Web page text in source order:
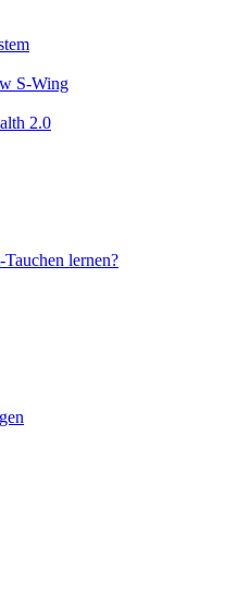
S-Wing
2.0
lernen?